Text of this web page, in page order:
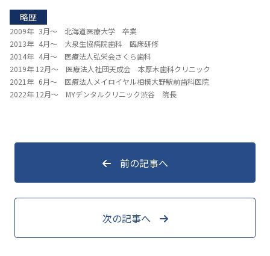
略歴
2009年 3月～ 北海道医療大学 卒業
2013年 4月～ 大泉生協病院歯科 臨床研修
2014年 4月～ 医療法人弘栄会さくら歯科
2019年 12月～ 医療法人社団天成会 本厚木歯科クリニック
2021年 6月～ 医療法人メイロイヤル相模大野駅前歯科医院
2022年 12月～ MYデンタルクリニック渋谷 院長
前の記事へ
次の記事へ